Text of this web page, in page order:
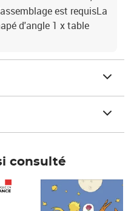
est requisLa
d'angle 1 x table
consulté
Prix 7,50€